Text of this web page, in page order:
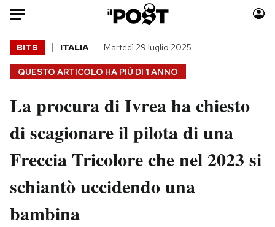
Auto
HOME
Italia
Politica
Tecnologia
Scienza
Cultura
Moda
Consumismi
Storie/Idee
Media
QUESTO ARTICOLO HA PIÙ DI 1 ANNO
BITS ITALIA Martedì 29 luglio 2025
La procura di Ivrea ha chiesto
di scagionare il pilota di una
Freccia Tricolore che nel 2023 si
schiantò uccidendo una
bambina